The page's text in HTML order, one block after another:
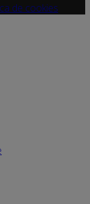
de cookies